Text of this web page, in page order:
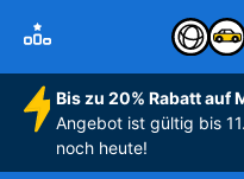
Bis zu 20% Rabatt auf
Angebot ist gültig bis
noch heute!